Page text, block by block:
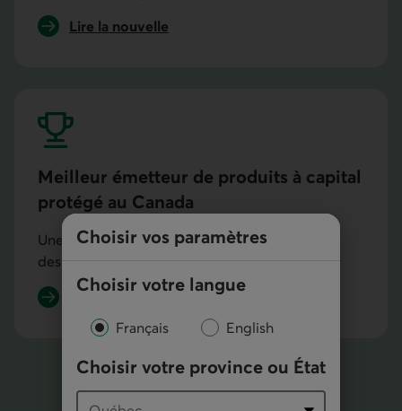
Choisir vos paramètres
Choisir votre langue
Français English
Choisir votre province ou État
Lire la nouvelle
Meilleur émetteur de produits à capital
protégé au Canada
Une distinction nationale reçue lors
des SPi Canada 2025 Awards for Excellence.
sur la distinction reçue de SPi en 2025.